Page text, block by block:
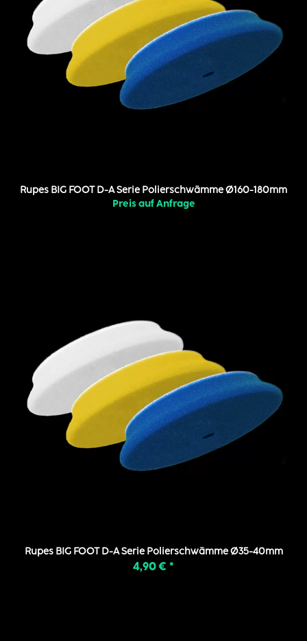
Rupes BIG FOOT D-A Serie Polierschwämme Ø160-180mm
Preis auf Anfrage
Rupes BIG FOOT D-A Serie Polierschwämme Ø35-40mm
4,90 € *